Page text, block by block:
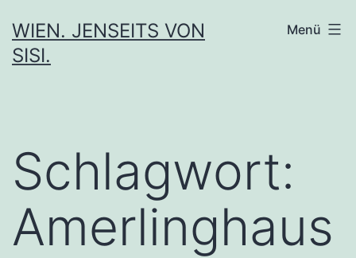
Inhalt
springen
WIEN. JENSEITS VON
SISI.
Menü
Schlagwort:
Amerlinghaus